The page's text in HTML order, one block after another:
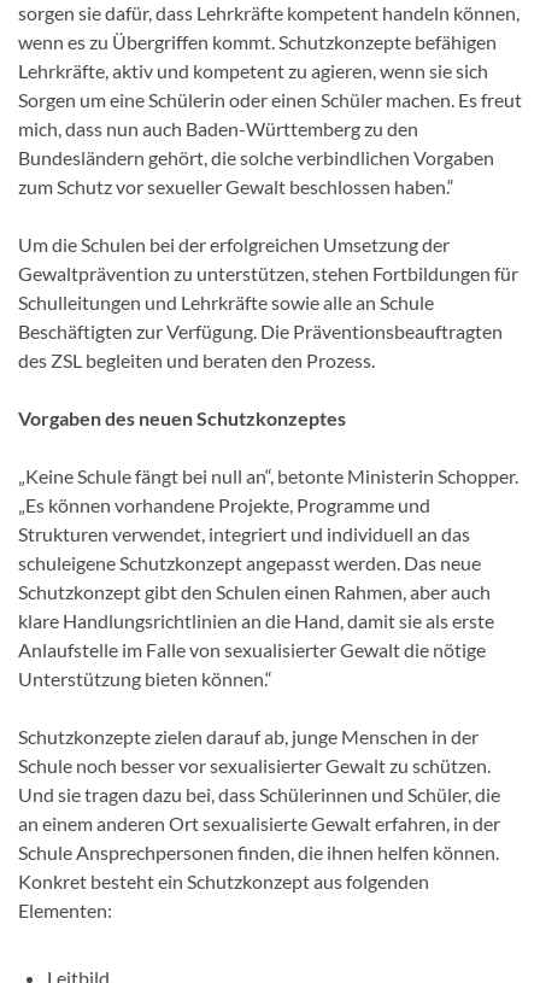
sorgen sie dafür, dass Lehrkräfte kompetent handeln können,
wenn es zu Übergriffen kommt. Schutzkonzepte befähigen
Lehrkräfte, aktiv und kompetent zu agieren, wenn sie sich
Sorgen um eine Schülerin oder einen Schüler machen. Es freut
mich, dass nun auch Baden-Württemberg zu den
Bundesländern gehört, die solche verbindlichen Vorgaben
zum Schutz vor sexueller Gewalt beschlossen haben.“
Um die Schulen bei der erfolgreichen Umsetzung der
Gewaltprävention zu unterstützen, stehen Fortbildungen für
Schulleitungen und Lehrkräfte sowie alle an Schule
Beschäftigten zur Verfügung. Die Präventionsbeauftragten
des ZSL begleiten und beraten den Prozess.
Vorgaben des neuen Schutzkonzeptes
„Keine Schule fängt bei null an“, betonte Ministerin Schopper.
„Es können vorhandene Projekte, Programme und
Strukturen verwendet, integriert und individuell an das
schuleigene Schutzkonzept angepasst werden. Das neue
Schutzkonzept gibt den Schulen einen Rahmen, aber auch
klare Handlungsrichtlinien an die Hand, damit sie als erste
Anlaufstelle im Falle von sexualisierter Gewalt die nötige
Unterstützung bieten können.“
Schutzkonzepte zielen darauf ab, junge Menschen in der
Schule noch besser vor sexualisierter Gewalt zu schützen.
Und sie tragen dazu bei, dass Schülerinnen und Schüler, die
an einem anderen Ort sexualisierte Gewalt erfahren, in der
Schule Ansprechpersonen finden, die ihnen helfen können.
Konkret besteht ein Schutzkonzept aus folgenden
Elementen:
Leitbild